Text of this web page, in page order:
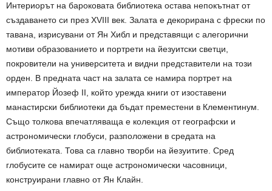
Интериорът на бароковата библиотека остава непокътнат от
създаването си през XVIII век. Залата е декорирана с фрески по
тавана, изрисувани от Ян Хибл и представящи с алегорични
мотиви образованието и портрети на йезуитски светци,
покровители на университета и видни представители на този
орден. В предната част на залата се намира портрет на
император Йозеф II, който урежда книги от изоставени
манастирски библиотеки да бъдат преместени в Клементинум.
Също толкова впечатляваща е колекция от географски и
астрономически глобуси, разположени в средата на
библиотеката. Това са главно творби на йезуитите. Сред
глобусите се намират още астрономически часовници,
конструирани главно от Ян Клайн.